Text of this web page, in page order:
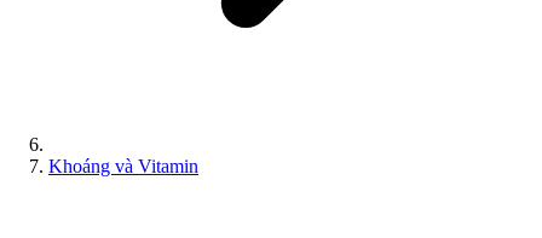
Khoáng và Vitamin